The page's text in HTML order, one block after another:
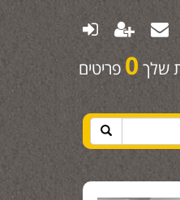
שלך 0 פריטים